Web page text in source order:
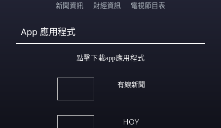
新聞資訊 財經資訊 電視節目表
App 應用程式
點擊下載app應用程式
有線新聞
HOY